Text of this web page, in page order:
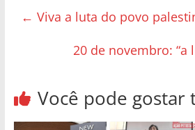
← Viva a luta do povo
20 de novembro: “a
Você pode gostar